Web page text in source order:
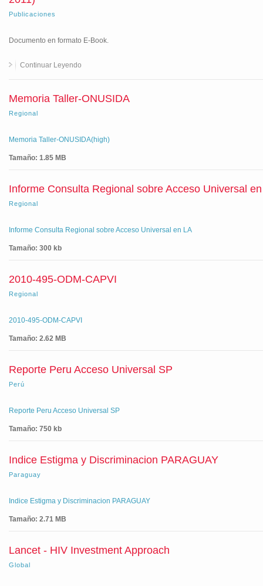
Publicaciones
Documento en formato E-Book.
Continuar Leyendo
Memoria Taller-ONUSIDA
Regional
Memoria Taller-ONUSIDA(high)
Tamaño: 1.85 MB
Informe Consulta Regional sobre Acceso Universal
Regional
Informe Consulta Regional sobre Acceso Universal en LA
Tamaño: 300 kb
2010-495-ODM-CAPVI
Regional
2010-495-ODM-CAPVI
Tamaño: 2.62 MB
Reporte Peru Acceso Universal SP
Perú
Reporte Peru Acceso Universal SP
Tamaño: 750 kb
Indice Estigma y Discriminacion PARAGUAY
Paraguay
Indice Estigma y Discriminacion PARAGUAY
Tamaño: 2.71 MB
Lancet - HIV Investment Approach
Global